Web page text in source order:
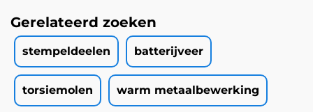
Gerelateerd zoeken
stempeldeelen batterijveer
torsiemolen warm metaalbewerking